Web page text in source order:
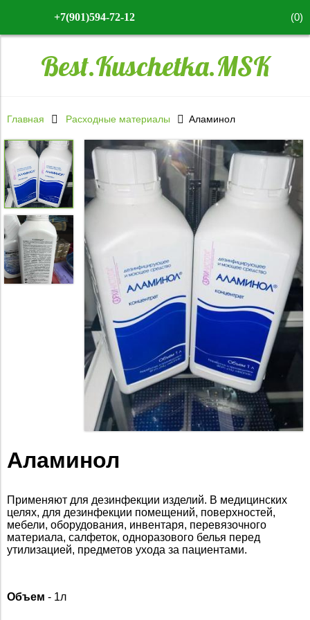
+7(901)594-72-12 (0)
Best.Kuschetka.MSK
Главная Расходные материалы Аламинол
Аламинол
Применяют для дезинфекции изделий. В медицинских
целях, для дезинфекции помещений, поверхностей,
мебели, оборудования, инвентаря, перевязочного
материала, салфеток, одноразового белья перед
утилизацией, предметов ухода за пациентами.
Объем - 1л